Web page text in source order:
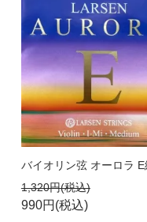
バイオリン弦 オーロラ E
1,320円(税込)
990円(税込)